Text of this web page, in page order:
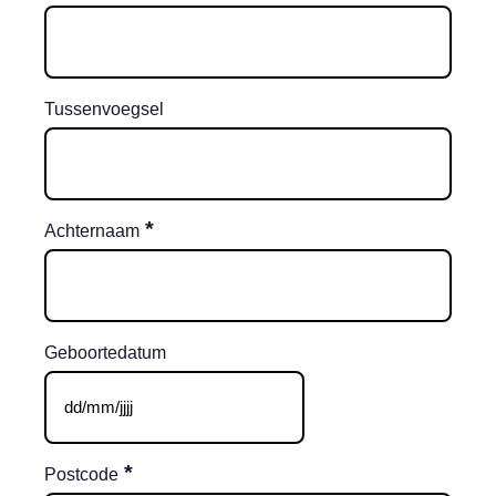
Tussenvoegsel
Achternaam *
Geboortedatum
DD
slash
MM
Postcode *